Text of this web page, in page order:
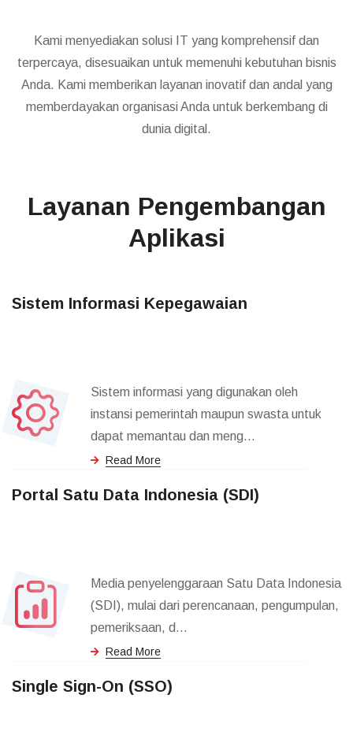
Kami menyediakan solusi IT yang komprehensif dan
terpercaya, disesuaikan untuk memenuhi kebutuhan bisnis
Anda. Kami memberikan layanan inovatif dan andal yang
memberdayakan organisasi Anda untuk berkembang di
dunia digital.
Layanan Pengembangan
Aplikasi
Sistem Informasi Kepegawaian
Sistem informasi yang digunakan oleh
instansi pemerintah maupun swasta untuk
dapat memantau dan meng...
Read More
Portal Satu Data Indonesia (SDI)
Media penyelenggaraan Satu Data Indonesia
(SDI), mulai dari perencanaan, pengumpulan,
pemeriksaan, d...
Read More
Single Sign-On (SSO)